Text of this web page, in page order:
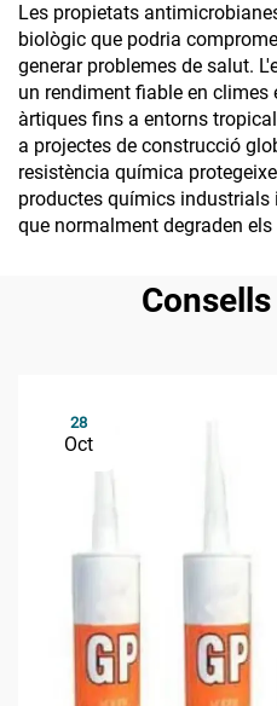
Les propietats
biològic que podria
generar problemes de salut.
un rendiment fiable en climes
àrtiques fins a entorns
a projectes de construcció
resistència química
productes químics
que normalment degraden
28
Oct